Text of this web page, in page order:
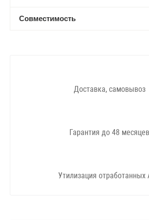
Совместимость
Доставка, самовывоз
Гарантия до 48 месяцев
Утилизация отработанных